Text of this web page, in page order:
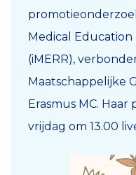
Medical
(iMERR),
Maatschappelijke
Erasmus MC. Haar
vrijdag om 13.00